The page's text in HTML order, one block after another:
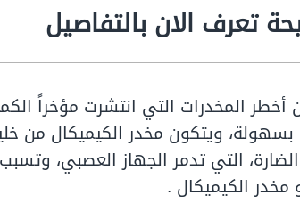
تعرف الان بالتفاصيل
المخدرات التي انتشرت مؤخراً
بسهولة، ويتكون مخدر الكيميكال من
التي تدمر الجهاز العصبي،
الكيميكال .